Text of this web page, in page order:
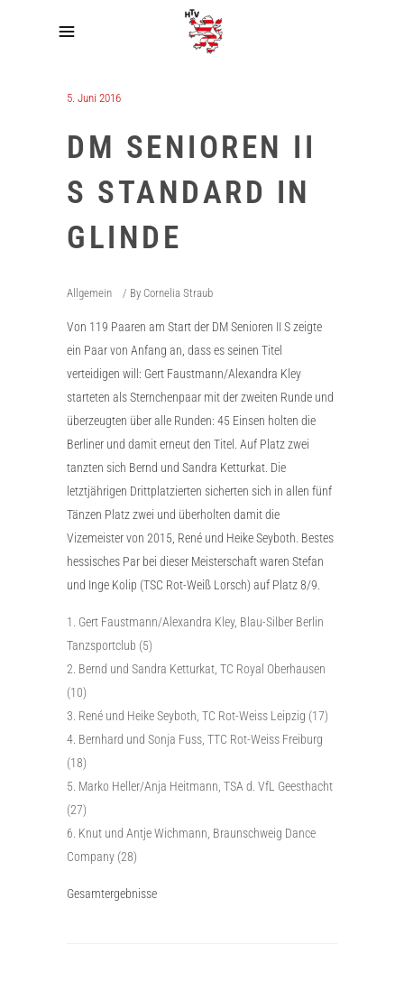
5. Juni 2016
DM SENIOREN II
S STANDARD IN
GLINDE
Allgemein By Cornelia Straub
Von 119 Paaren am Start der DM Senioren II S zeigte
ein Paar von Anfang an, dass es seinen Titel
verteidigen will: Gert Faustmann/Alexandra Kley
starteten als Sternchenpaar mit der zweiten Runde und
überzeugten über alle Runden: 45 Einsen holten die
Berliner und damit erneut den Titel. Auf Platz zwei
tanzten sich Bernd und Sandra Ketturkat. Die
letztjährigen Drittplatzierten sicherten sich in allen fünf
Tänzen Platz zwei und überholten damit die
Vizemeister von 2015, René und Heike Seyboth. Bestes
hessisches Par bei dieser Meisterschaft waren Stefan
und Inge Kolip (TSC Rot-Weiß Lorsch) auf Platz 8/9.
Gert Faustmann/Alexandra Kley, Blau-Silber Berlin
Tanzsportclub (5)
Bernd und Sandra Ketturkat, TC Royal Oberhausen
(10)
René und Heike Seyboth, TC Rot-Weiss Leipzig (17)
Bernhard und Sonja Fuss, TTC Rot-Weiss Freiburg
(18)
Marko Heller/Anja Heitmann, TSA d. VfL Geesthacht
(27)
Knut und Antje Wichmann, Braunschweig Dance
Company (28)
Gesamtergebnisse